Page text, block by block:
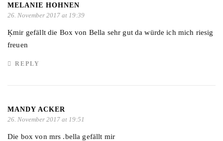
MELANIE HOHNEN
26. November 2017 at 19:39
Ķmir gefällt die Box von Bella sehr gut da würde ich mich riesig
freuen
REPLY
MANDY ACKER
26. November 2017 at 19:51
Die box von mrs .bella gefällt mir